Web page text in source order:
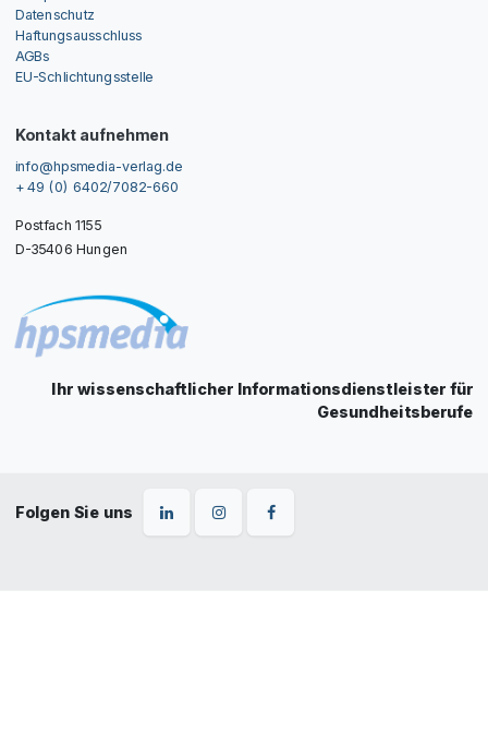
Datenschutz
Haftungsausschluss
AGBs
EU-Schlichtungsstelle
Kontakt aufnehmen
info@hpsmedia-verlag.de
+ 49 (0) 6402/7082-660
Postfach 1155
D-35406 Hungen
Ihr wissenschaftlicher Informationsdienstleister für
Gesundheitsberufe
Folgen Sie uns